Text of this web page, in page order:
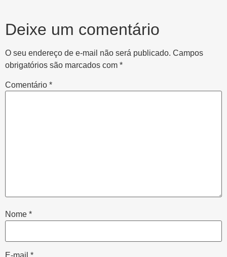
Deixe um comentário
O seu endereço de e-mail não será publicado. Campos
obrigatórios são marcados com *
Comentário *
Nome *
E-mail *